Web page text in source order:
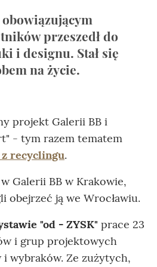
obowiązującym
przeszedł do
i designu. Stał się
na życie.
projekt Galerii BB i
- tym razem tematem
recyclingu.
Galerii BB w Krakowie,
obejrzeć ją we Wrocławiu.
"od - ZYSK" prace 23
i grup projektowych
i wybraków. Ze zużytych,